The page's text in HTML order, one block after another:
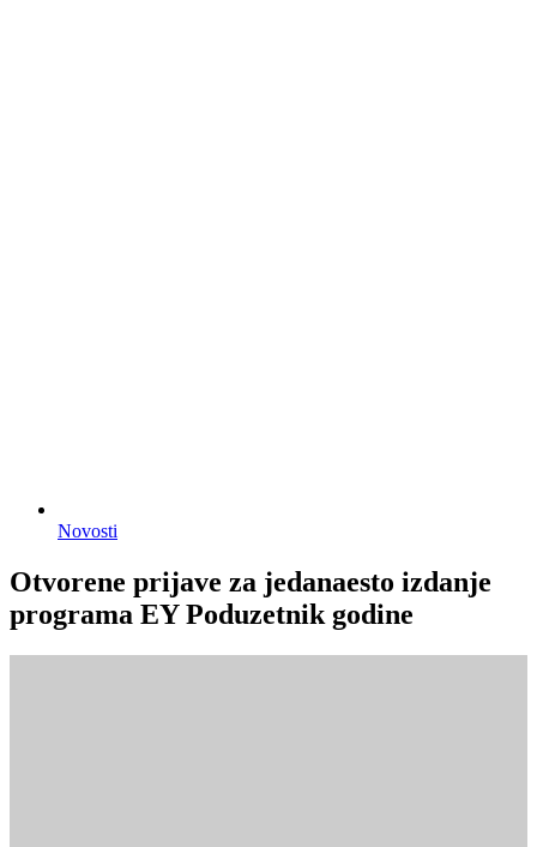
Novosti
Otvorene prijave za jedanaesto izdanje
programa EY Poduzetnik godine